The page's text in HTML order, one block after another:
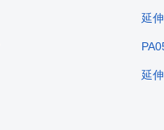
延
延